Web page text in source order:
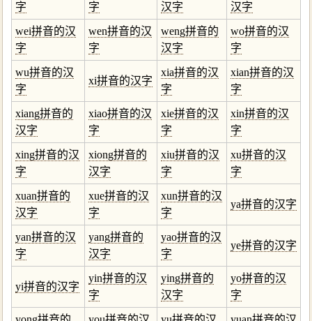
字
字
汉字
汉字
wei拼音的汉
字
wen拼音的汉
字
weng拼音的
汉字
wo拼音的汉
字
wu拼音的汉
字
xi拼音的汉字
xia拼音的汉
字
xian拼音的汉
字
xiang拼音的
汉字
xiao拼音的汉
字
xie拼音的汉
字
xin拼音的汉
字
xing拼音的汉
字
xiong拼音的
汉字
xiu拼音的汉
字
xu拼音的汉
字
xuan拼音的
汉字
xue拼音的汉
字
xun拼音的汉
字
ya拼音的汉字
yan拼音的汉
字
yang拼音的
汉字
yao拼音的汉
字
ye拼音的汉字
yi拼音的汉字
yin拼音的汉
字
ying拼音的
汉字
yo拼音的汉
字